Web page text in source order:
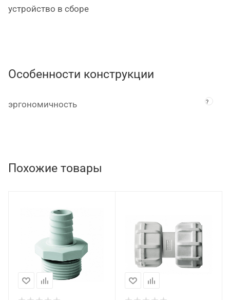
устройство в сборе
Особенности конструкции
эргономичность ?
Похожие товары